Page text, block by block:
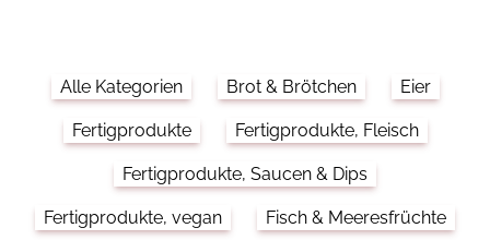
Alle Kategorien Brot & Brötchen Eier
Fertigprodukte Fertigprodukte, Fleisch
Fertigprodukte, Saucen & Dips
Fertigprodukte, vegan Fisch & Meeresfrüchte